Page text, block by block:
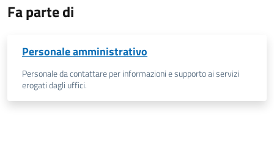
Fa parte di
Personale amministrativo
Personale da contattare per informazioni e supporto ai servizi
erogati dagli uffici.